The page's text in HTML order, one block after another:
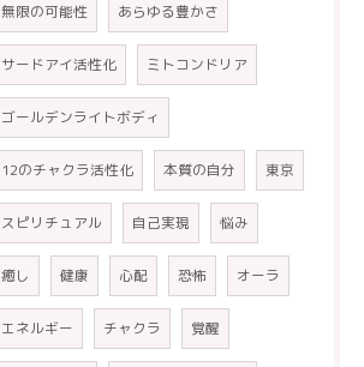
無限の可能性 あらゆる豊かさ
サードアイ活性化 ミトコンドリア
ゴールデンライトボディ
12のチャクラ活性化 本質の自分 東京
スピリチュアル 自己実現 悩み
癒し 健康 心配 恐怖 オーラ
エネルギー チャクラ 覚醒